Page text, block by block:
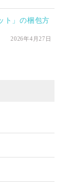
ト」の梱包方
2026年4月27日